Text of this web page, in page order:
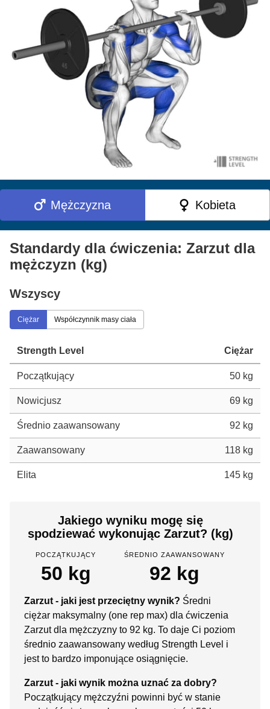
Mężczyzna Kobieta
Standardy dla ćwiczenia: Zarzut dla
mężczyzn (kg)
Wszyscy
Ciężar Współczynnik masy ciała
Strength Level Ciężar
Początkujący 50 kg
Nowicjusz 69 kg
Średnio zaawansowany 92 kg
Zaawansowany 118 kg
Elita 145 kg
Jakiego wyniku mogę się
spodziewać wykonując Zarzut? (kg)
POCZĄTKUJĄCY
50 kg
ŚREDNIO ZAAWANSOWANY
92 kg
Zarzut - jaki jest przeciętny wynik? Średni
ciężar maksymalny (one rep max) dla ćwiczenia
Zarzut dla mężczyzny to 92 kg. To daje Ci poziom
średnio zaawansowany według Strength Level i
jest to bardzo imponujące osiągnięcie.
Zarzut - jaki wynik można uznać za dobry?
Początkujący mężczyźni powinni być w stanie